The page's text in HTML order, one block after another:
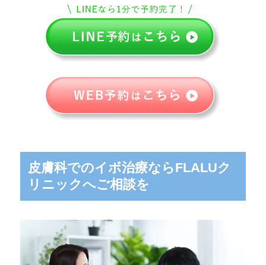
皮膚科でのイボ治療ならFLALUク
リニックへご相談を